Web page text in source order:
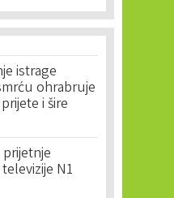
istrage
ohrabruje
i šire
N1